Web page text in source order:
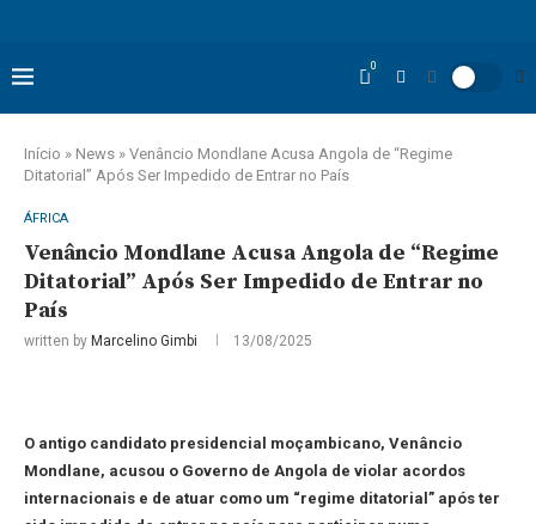
0
Início » News » Venâncio Mondlane Acusa Angola de “Regime
Ditatorial” Após Ser Impedido de Entrar no País
ÁFRICA
Venâncio Mondlane Acusa Angola de “Regime
Ditatorial” Após Ser Impedido de Entrar no
País
written by Marcelino Gimbi 13/08/2025
O antigo candidato presidencial moçambicano, Venâncio
Mondlane, acusou o Governo de Angola de violar acordos
internacionais e de atuar como um “regime ditatorial” após ter